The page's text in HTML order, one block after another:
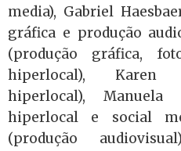
media), Gabriel
gráfica e produção
(produção gráfica,
hiperlocal), Karen
hiperlocal), Manuela
hiperlocal e social
(produção